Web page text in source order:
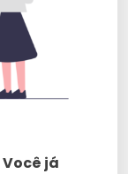
Você já